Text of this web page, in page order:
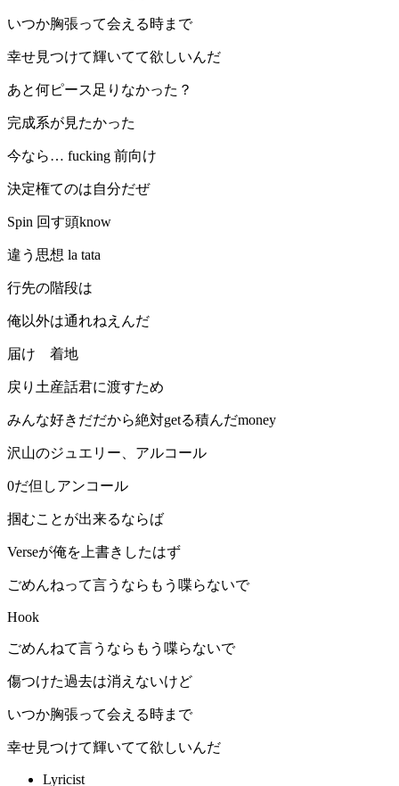
いつか胸張って会える時まで
幸せ見つけて輝いてて欲しいんだ
あと何ピース足りなかった？
完成系が見たかった
今なら… fucking 前向け
決定権てのは自分だぜ
Spin 回す頭know
違う思想 la tata
行先の階段は
俺以外は通れねえんだ
届け 着地
戻り土産話君に渡すため
みんな好きだだから絶対getる積んだmoney
沢山のジュエリー、アルコール
0だ但しアンコール
掴むことが出来るならば
Verseが俺を上書きしたはず
ごめんねって言うならもう喋らないで
Hook
ごめんねて言うならもう喋らないで
傷つけた過去は消えないけど
いつか胸張って会える時まで
幸せ見つけて輝いてて欲しいんだ
Lyricist